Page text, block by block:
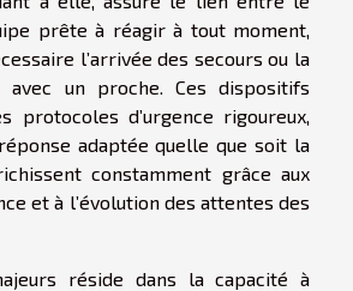
prête à réagir à tout moment,
l’arrivée des secours ou la
un proche. Ces dispositifs
protocoles d’urgence rigoureux,
adaptée quelle que soit la
constamment grâce aux
et à l’évolution des attentes des
réside dans la capacité à